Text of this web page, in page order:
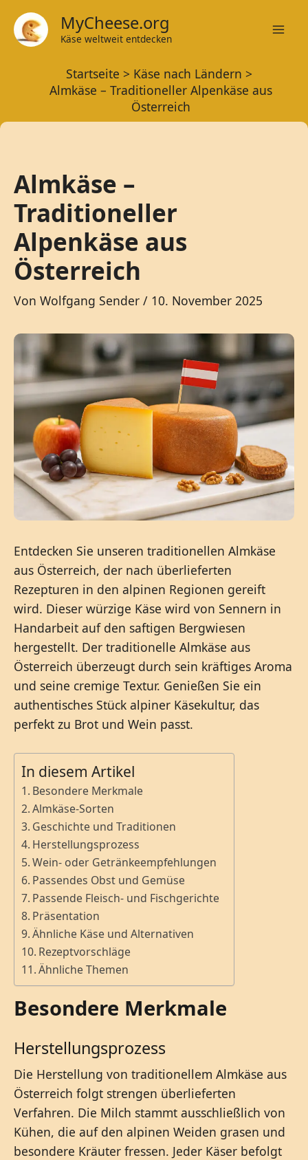
Inhalt
springen
MyCheese.org
Käse weltweit entdecken
Startseite
Käse nach Ländern
Almkäse – Traditioneller Alpenkäse aus
Österreich
Almkäse –
Traditioneller
Alpenkäse aus
Österreich
Von Wolfgang Sender / 10. November 2025
Entdecken Sie unseren traditionellen Almkäse
aus Österreich, der nach überlieferten
Rezepturen in den alpinen Regionen gereift
wird. Dieser würzige Käse wird von Sennern in
Handarbeit auf den saftigen Bergwiesen
hergestellt. Der traditionelle Almkäse aus
Österreich überzeugt durch sein kräftiges Aroma
und seine cremige Textur. Genießen Sie ein
authentisches Stück alpiner Käsekultur, das
perfekt zu Brot und Wein passt.
In diesem Artikel
Besondere Merkmale
Almkäse-Sorten
Geschichte und Traditionen
Herstellungsprozess
Wein- oder Getränkeempfehlungen
Passendes Obst und Gemüse
Passende Fleisch- und Fischgerichte
Präsentation
Ähnliche Käse und Alternativen
Rezeptvorschläge
Ähnliche Themen
Besondere Merkmale
Herstellungsprozess
Die Herstellung von traditionellem Almkäse aus
Österreich folgt strengen überlieferten
Verfahren. Die Milch stammt ausschließlich von
Kühen, die auf den alpinen Weiden grasen und
besondere Kräuter fressen. Jeder Käser befolgt